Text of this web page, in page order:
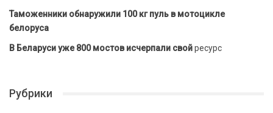
Таможенники обнаружили 100 кг пуль в мотоцикле
белоруса
В Беларуси уже 800 мостов исчерпали свойресурс
Рубрики